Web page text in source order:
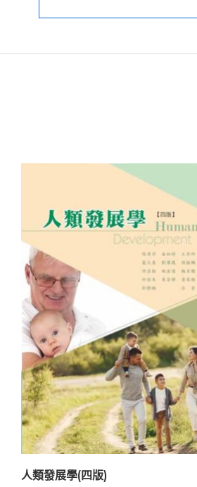
人類發展學(四版)